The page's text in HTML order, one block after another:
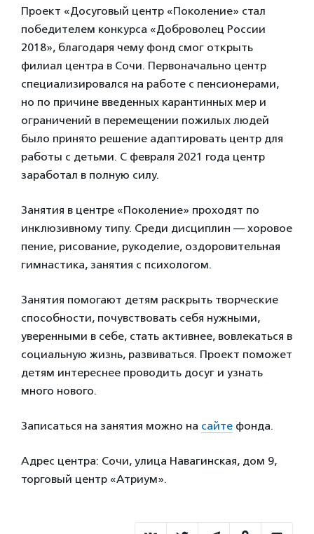
Проект «Досуговый центр «Поколение» стал
победителем конкурса «Доброволец России
2018», благодаря чему фонд смог открыть
филиал центра в Сочи. Первоначально центр
специализировался на работе с пенсионерами,
но по причине введенных карантинных мер и
ограничений в перемещении пожилых людей
было принято решение адаптировать центр для
работы с детьми. С февраля 2021 года центр
заработал в полную силу.
Занятия в центре «Поколение» проходят по
инклюзивному типу. Среди дисциплин — хоровое
пение, рисование, рукоделие, оздоровительная
гимнастика, занятия с психологом.
Занятия помогают детям раскрыть творческие
способности, почувствовать себя нужными,
уверенными в себе, стать активнее, вовлекаться в
социальную жизнь, развиваться. Проект поможет
детям интереснее проводить досуг и узнать
много нового.
Записаться на занятия можно на сайте фонда.
Адрес центра: Сочи, улица Навагинская, дом 9,
торговый центр «Атриум».